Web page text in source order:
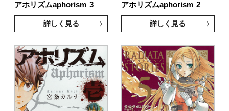
アホリズムaphorism 3
詳しく見る
アホリズムaphorism 2
詳しく見る